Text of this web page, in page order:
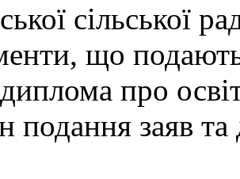
сільської
що
про
подання заяв